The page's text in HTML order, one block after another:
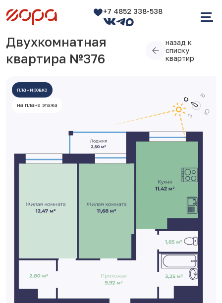
+7 4852 338-538
Двухкомнатная
квартира №376
назад к
списку
квартир
планировка
на плане этажа